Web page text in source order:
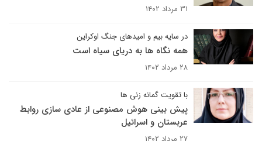
۳۱ مرداد ۱۴۰۲
در سایه بیم و امیدهای جنگ اوکراین
همه نگاه ها به دریای سیاه است
۲۸ مرداد ۱۴۰۲
با تقویت گمانه زنی ها
پیش بینی هوش مصنوعی از عادی سازی روابط
عربستان و اسرائیل